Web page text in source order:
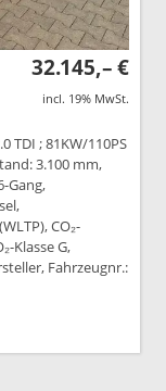
32.145,– €
incl. 19% MwSt.
TDI ; 81KW/110PS
3.100 mm,
Gang,
CO₂-
Klasse G,
Fahrzeugnr.: